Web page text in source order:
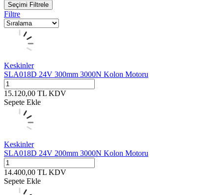
Seçimi Filtrele
Filtre
Keskinler
SLA018D 24V 300mm 3000N Kolon Motoru
15.120,00 TL KDV
Sepete Ekle
Keskinler
SLA018D 24V 200mm 3000N Kolon Motoru
14.400,00 TL KDV
Sepete Ekle